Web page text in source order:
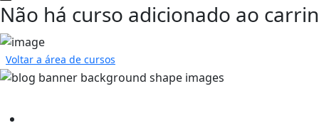
Não há curso adicionado ao
Voltar a área de cursos